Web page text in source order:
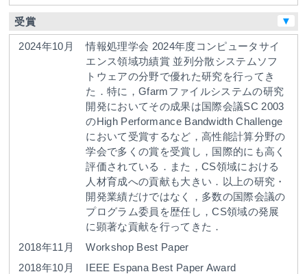
受賞 ▼
2024年10月 情報処理学会 2024年度コンピュータサイ
エンス領域功績賞 並列分散システムソフ
トウェアの分野で優れた研究を行ってき
た．特に，Gfarmファイルシステムの研究
開発においてその成果は国際会議SC 2003
のHigh Performance Bandwidth Challenge
において受賞するなど，高性能計算分野の
学会で多くの賞を受賞し，国際的にも高く
評価されている．また，CS領域における
人材育成への貢献も大きい．以上の研究・
開発業績だけではなく，多数の国際会議の
プログラム委員を歴任し，CS領域の発展
に顕著な貢献を行ってきた．
2018年11月
Workshop Best Paper
2018年10月
IEEE Espana Best Paper Award